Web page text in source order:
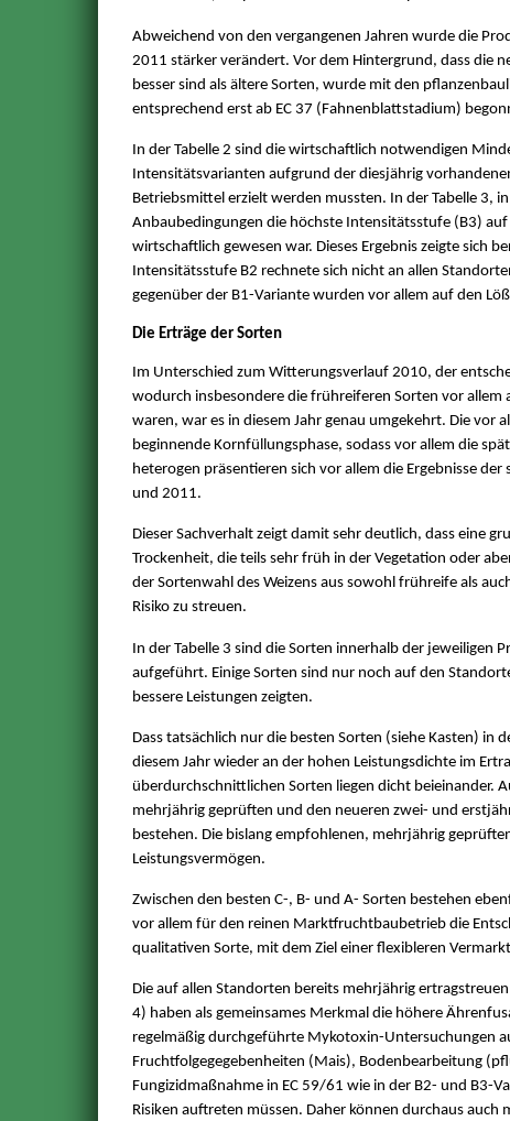
Abweichend von den vergangenen Jahren wurde die
2011 stärker verändert. Vor dem Hintergrund, dass die
besser sind als ältere Sorten, wurde mit den
entsprechend erst ab EC 37 (Fahnenblattstadium)
In der Tabelle 2 sind die wirtschaftlich notwendigen
Intensitätsvarianten aufgrund der diesjährig
Betriebsmittel erzielt werden mussten. In der Tabelle 3,
Anbaubedingungen die höchste Intensitätsstufe (B3)
wirtschaftlich gewesen war. Dieses Ergebnis zeigte sich
Intensitätsstufe B2 rechnete sich nicht an allen
gegenüber der B1-Variante wurden vor allem auf den
Die Erträge der Sorten
Im Unterschied zum Witterungsverlauf 2010, der
wodurch insbesondere die frühreiferen Sorten vor
waren, war es in diesem Jahr genau umgekehrt. Die vor
beginnende Kornfüllungsphase, sodass vor allem die
heterogen präsentieren sich vor allem die Ergebnisse
und 2011.
Dieser Sachverhalt zeigt damit sehr deutlich, dass eine
Trockenheit, die teils sehr früh in der Vegetation oder
der Sortenwahl des Weizens aus sowohl frühreife als
Risiko zu streuen.
In der Tabelle 3 sind die Sorten innerhalb der jeweiligen
aufgeführt. Einige Sorten sind nur noch auf den
bessere Leistungen zeigten.
Dass tatsächlich nur die besten Sorten (siehe Kasten) in
diesem Jahr wieder an der hohen Leistungsdichte im
überdurchschnittlichen Sorten liegen dicht beieinander.
mehrjährig geprüften und den neueren zwei- und
bestehen. Die bislang empfohlenen, mehrjährig
Leistungsvermögen.
Zwischen den besten C-, B- und A- Sorten bestehen
vor allem für den reinen Marktfruchtbaubetrieb die
qualitativen Sorte, mit dem Ziel einer flexibleren
Die auf allen Standorten bereits mehrjährig
4) haben als gemeinsames Merkmal die höhere
regelmäßig durchgeführte Mykotoxin-Untersuchungen
Fruchtfolgegegebenheiten (Mais), Bodenbearbeitung
Fungizidmaßnahme in EC 59/61 wie in der B2- und B3-
Risiken auftreten müssen. Daher können durchaus